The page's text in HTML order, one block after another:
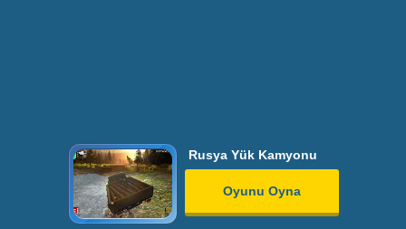
Rusya Yük Kamyonu
Oyunu Oyna